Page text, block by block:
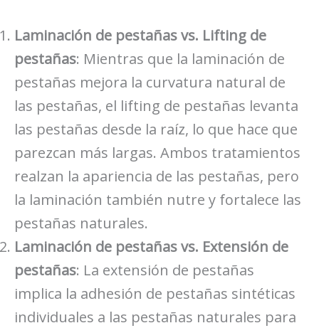
Laminación de pestañas vs. Lifting de
pestañas: Mientras que la laminación de
pestañas mejora la curvatura natural de
las pestañas, el lifting de pestañas levanta
las pestañas desde la raíz, lo que hace que
parezcan más largas. Ambos tratamientos
realzan la apariencia de las pestañas, pero
la laminación también nutre y fortalece las
pestañas naturales.
Laminación de pestañas vs. Extensión de
pestañas: La extensión de pestañas
implica la adhesión de pestañas sintéticas
individuales a las pestañas naturales para